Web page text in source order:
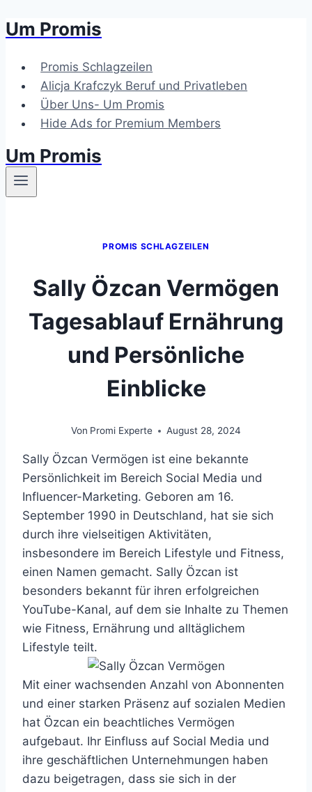
Zum
springen
Um Promis
Promis Schlagzeilen
Alicja Krafczyk Beruf und Privatleben
Über Uns- Um Promis
Hide Ads for Premium Members
Um Promis
PROMIS SCHLAGZEILEN
Sally Özcan Vermögen
Tagesablauf Ernährung
und Persönliche
Einblicke
Von Promi Experte August 28, 2024
Sally Özcan Vermögen ist eine bekannte
Persönlichkeit im Bereich Social Media und
Influencer-Marketing. Geboren am 16.
September 1990 in Deutschland, hat sie sich
durch ihre vielseitigen Aktivitäten,
insbesondere im Bereich Lifestyle und Fitness,
einen Namen gemacht. Sally Özcan ist
besonders bekannt für ihren erfolgreichen
YouTube-Kanal, auf dem sie Inhalte zu Themen
wie Fitness, Ernährung und alltäglichem
Lifestyle teilt.
Mit einer wachsenden Anzahl von Abonnenten
und einer starken Präsenz auf sozialen Medien
hat Özcan ein beachtliches Vermögen
aufgebaut. Ihr Einfluss auf Social Media und
ihre geschäftlichen Unternehmungen haben
dazu beigetragen, dass sie sich in der